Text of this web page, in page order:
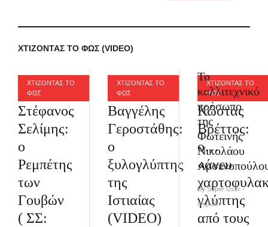
ΧΤΙΖΟΝΤΑΣ ΤΟ ΦΩΣ (VIDEO)
ΧΤΙΖΟΝΤΑΣ ΤΟ
ΦΩΣ
Στέφανος
Σελίμης:
ο
Ρεμπέτης
των
Γουβών
( ΣΣ:
ΧΤΙΖΟΝΤΑΣ ΤΟ
ΦΩΣ
Βαγγέλης
Γεροστάθης:
ο
ξυλογλύπτης
της
Ιστιαίας
(VIDEO)
ΧΤΙΖΟΝΤΑΣ ΤΟ
ΦΩΣ
Κώστας
Βρέττος:
ο…
«άνευ
γλύπτης
από τους
Το
καλλιτεχνικό
πρόσωπο
της
Φωτεινής
Νικολάου
By Super User -
Φεβ.28